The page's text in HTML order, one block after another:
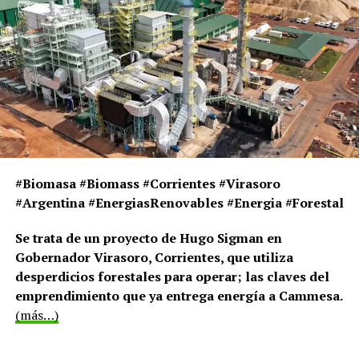
“Quemamos la chala de maní que se produce en la zona
industrial en la firma Lorenzati. La chala se quema en
una caldera que produce laenergíasuficiente para
generar vapor. Este vapor mueve una turbina que activa
un generador que entrega la energía”, indicó el
ingeniero.
FUENTE: LA VOZ
#Biomasa #Biomass #Corrientes #Virasoro
#Argentina #EnergiasRenovables #Energia #Forestal
Se trata de un proyecto de Hugo Sigman en
Gobernador Virasoro, Corrientes, que utiliza
desperdicios forestales para operar; las claves del
emprendimiento que ya entrega energía a Cammesa.
(más…)